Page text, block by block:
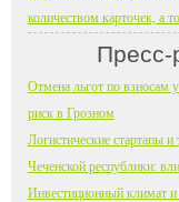
количеством карточек, а
Пресс-
Отмена льгот по взносам
риск в Грозном
Логистические стартапы
Чеченской республики:
Инвестиционный климат